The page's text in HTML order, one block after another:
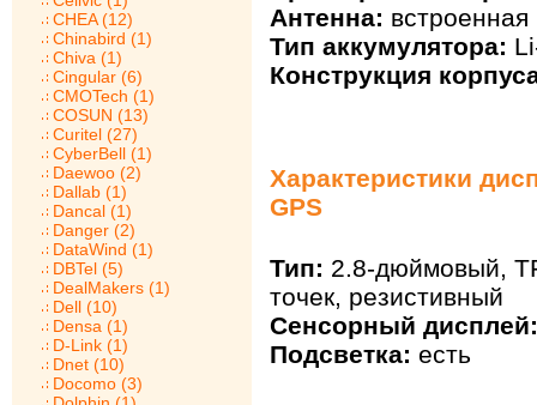
CHEA (12)
Chinabird (1)
Chiva (1)
Cingular (6)
CMOTech (1)
COSUN (13)
Curitel (27)
CyberBell (1)
Daewoo (2)
Dallab (1)
Dancal (1)
Danger (2)
DataWind (1)
DBTel (5)
DealMakers (1)
Dell (10)
Densa (1)
D-Link (1)
Dnet (10)
Docomo (3)
Антенна: встроенная
Тип аккумулятора:
Конструкция
Характеристики
GPS
Тип: 2.8-дюймовый,
точек, резистивный
Сенсорный дисплей:
Подсветка: есть